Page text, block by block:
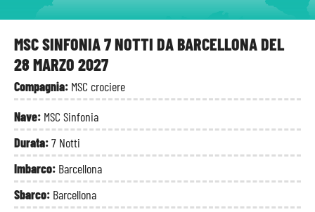
MSC SINFONIA 7 NOTTI DA BARCELLONA DEL
28 MARZO 2027
Compagnia: MSC crociere
Nave: MSC Sinfonia
Durata:7 Notti
Imbarco: Barcellona
Sbarco: Barcellona